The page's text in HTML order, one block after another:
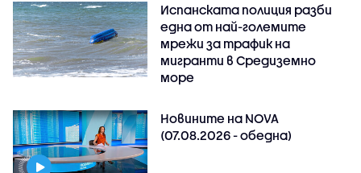
Испанската полиция разби
една от най-големите
мрежи за трафик на
мигранти в Средиземно
море
Новините на NOVA
(07.08.2026 - обедна)